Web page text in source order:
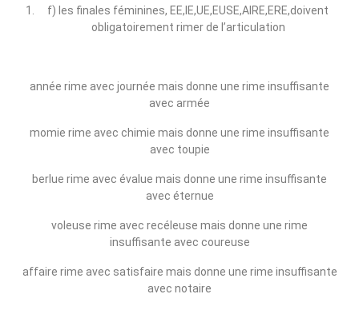
f) les finales féminines, EE,IE,UE,EUSE,AIRE,ERE,doivent
obligatoirement rimer de l’articulation
année rime avec journée mais donne une rime insuffisante
avec armée
momie rime avec chimie mais donne une rime insuffisante
avec toupie
berlue rime avec évalue mais donne une rime insuffisante
avec éternue
voleuse rime avec recéleuse mais donne une rime
insuffisante avec coureuse
affaire rime avec satisfaire mais donne une rime insuffisante
avec notaire